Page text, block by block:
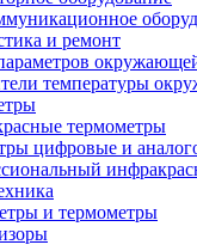
и ремонт
температуры
термометры
цифровые и
и термометры